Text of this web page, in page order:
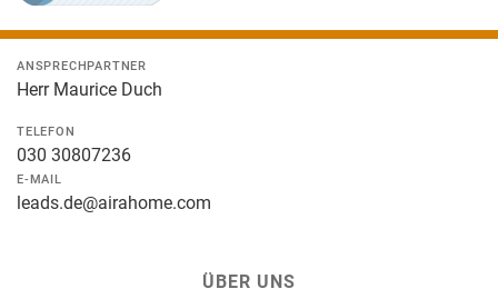
ANSPRECHPARTNER
Herr Maurice Duch
TELEFON
030 30807236
E-MAIL
leads.de@airahome.com
ÜBER UNS